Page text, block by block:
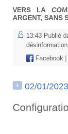
VERS LA
ARGENT, SANS
13:43 Publié
désinformation
Facebook
02/01/2023